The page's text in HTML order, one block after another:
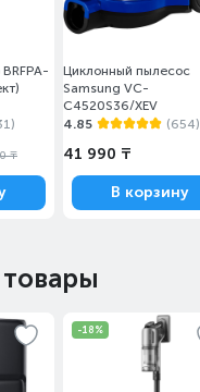
₸
Циклонный пылесос
Samsung VC-
C4520S36/XEV
4.85
(654)
41 990 ₸
В корзину
-18%